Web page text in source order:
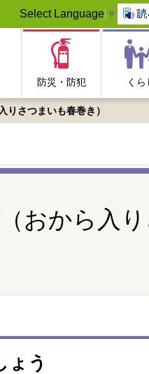
Select Language ▼
防災・防犯 くら
りさつまいも春巻き）
おから入り
ょう